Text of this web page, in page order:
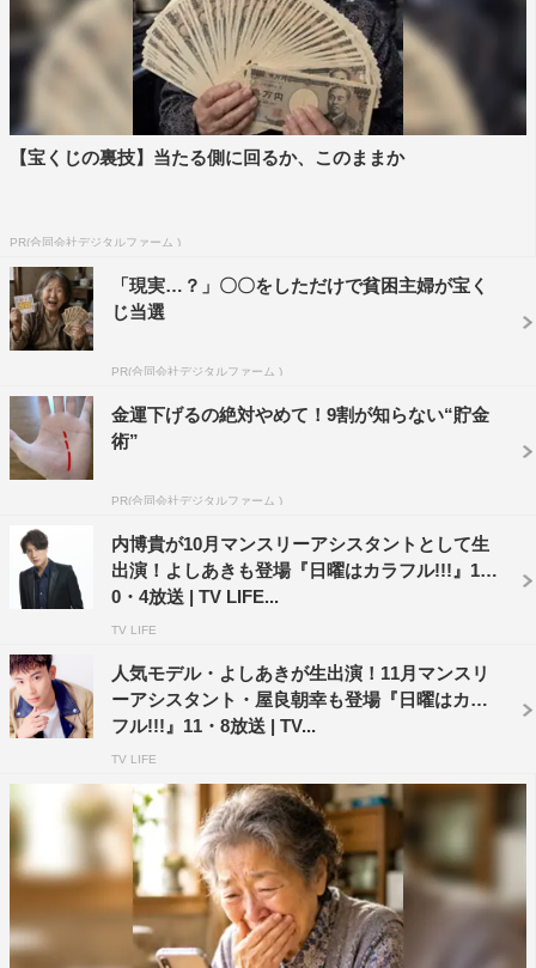
番組では、寒い冬に向けて体を温め、美ボディを作る食材
に注目。体をポカポカにする食材である生姜、ねぎ、れん
こんの専門店を取材し、極上グルメを紹介する。
また、10月12日（月）からスタートするドラマ『片恋グ
ルメ日記』に主演する本仮屋ユイカにインタビュー。さら
的なルーティンが明らかになる。
料理コーナー「時短でキレイに美味しい！Quick Beauty
Kitchen」では、料理人・高橋善郎さんが、3分間で体に優
しい絶品料理に挑戦する。
「自分史上最高！カコイチ」では、カラフルメンバーが人
生で一番感銘を受けた“カコイチ漫画”を発表する。
『日曜はカラフル!!!』
毎週日曜 前11・55～後0・50＜TOKYO MX1＞
（https://s.mxtv.jp/mcas/
MC：アンミカ
10月マンスリーアシスタント：内博貴
番組Webサイト：
https://s.mxtv.jp/variety/colorful/
番組Twitter：@sunday_colorful
【宝くじの裏技】当たる側に回るか、このままか
PR(合同会社デジタルファーム )
「現実…？」〇〇をしただけで貧困主婦が宝く
じ当選
PR(合同会社デジタルファーム )
金運下げるの絶対やめて！9割が知らない“貯金
術”
PR(合同会社デジタルファーム )
内博貴が10月マンスリーアシスタントとして生
出演！よしあきも登場『日曜はカラフル!!!』1
0・4放送 | TV LIFE...
TV LIFE
人気モデル・よしあきが生出演！11月マンスリ
ーアシスタント・屋良朝幸も登場『日曜はカラ
フル!!!』11・8放送 | TV...
TV LIFE